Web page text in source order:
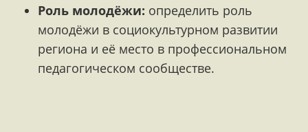
Роль молодёжи: определить роль
молодёжи в социокультурном развитии
региона и её место в профессиональном
педагогическом сообществе.